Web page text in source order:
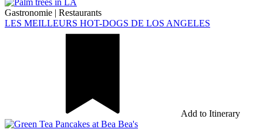
Gastronomie | Restaurants
LES MEILLEURS HOT-DOGS DE LOS ANGELES
Add to Itinerary